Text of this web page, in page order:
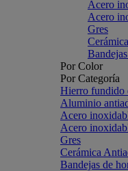
Acero
Acero
Gres
Por Color
Por Categoría
Hierro fundido
Aluminio
Acero
Acero
Gres
Cerámica
Bandejas de